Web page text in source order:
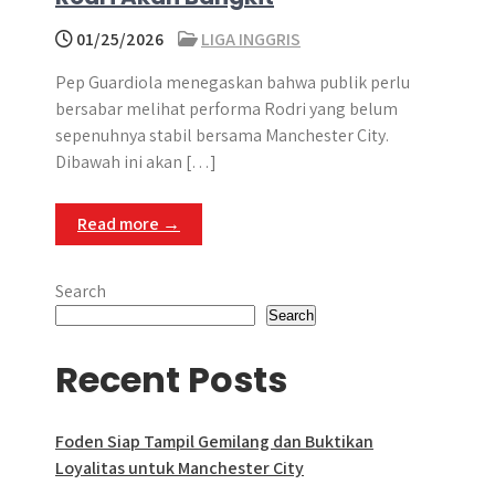
01/25/2026
LIGA INGGRIS
Pep Guardiola menegaskan bahwa publik perlu
bersabar melihat performa Rodri yang belum
sepenuhnya stabil bersama Manchester City.
Dibawah ini akan […]
Read more →
Search
Search
Recent Posts
Foden Siap Tampil Gemilang dan Buktikan
Loyalitas untuk Manchester City